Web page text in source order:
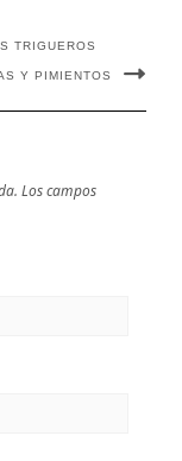
TRIGUEROS
Y PIMIENTOS
Los campos